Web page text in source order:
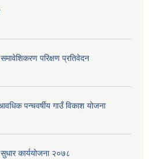
परिक्षण प्रतिवेदन
पन्चवर्षीय गाउँ विकाश योजना
कार्ययोजना २०७८